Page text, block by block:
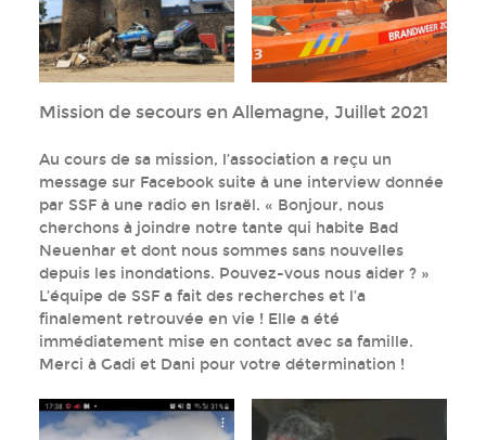
Mission de secours en Allemagne, Juillet 2021
Au cours de sa mission, l’association a reçu un
message sur Facebook suite à une interview donnée
par SSF à une radio en Israël. « Bonjour, nous
cherchons à joindre notre tante qui habite Bad
Neuenhar et dont nous sommes sans nouvelles
depuis les inondations. Pouvez-vous nous aider ? »
L’équipe de SSF a fait des recherches et l’a
finalement retrouvée en vie ! Elle a été
immédiatement mise en contact avec sa famille.
Merci à Gadi et Dani pour votre détermination !